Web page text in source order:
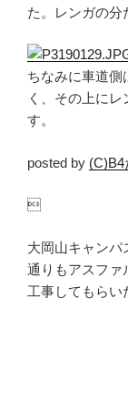
た。レンガの分
ちなみに車道側
く、その上に
す。
posted by (C)B4

大岡山キャンパ
通りもアスファ
工事してもらい